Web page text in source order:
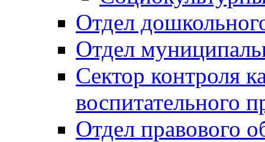
Отдел
Отдел
Сектор контроля
воспитательного
Отдел правового